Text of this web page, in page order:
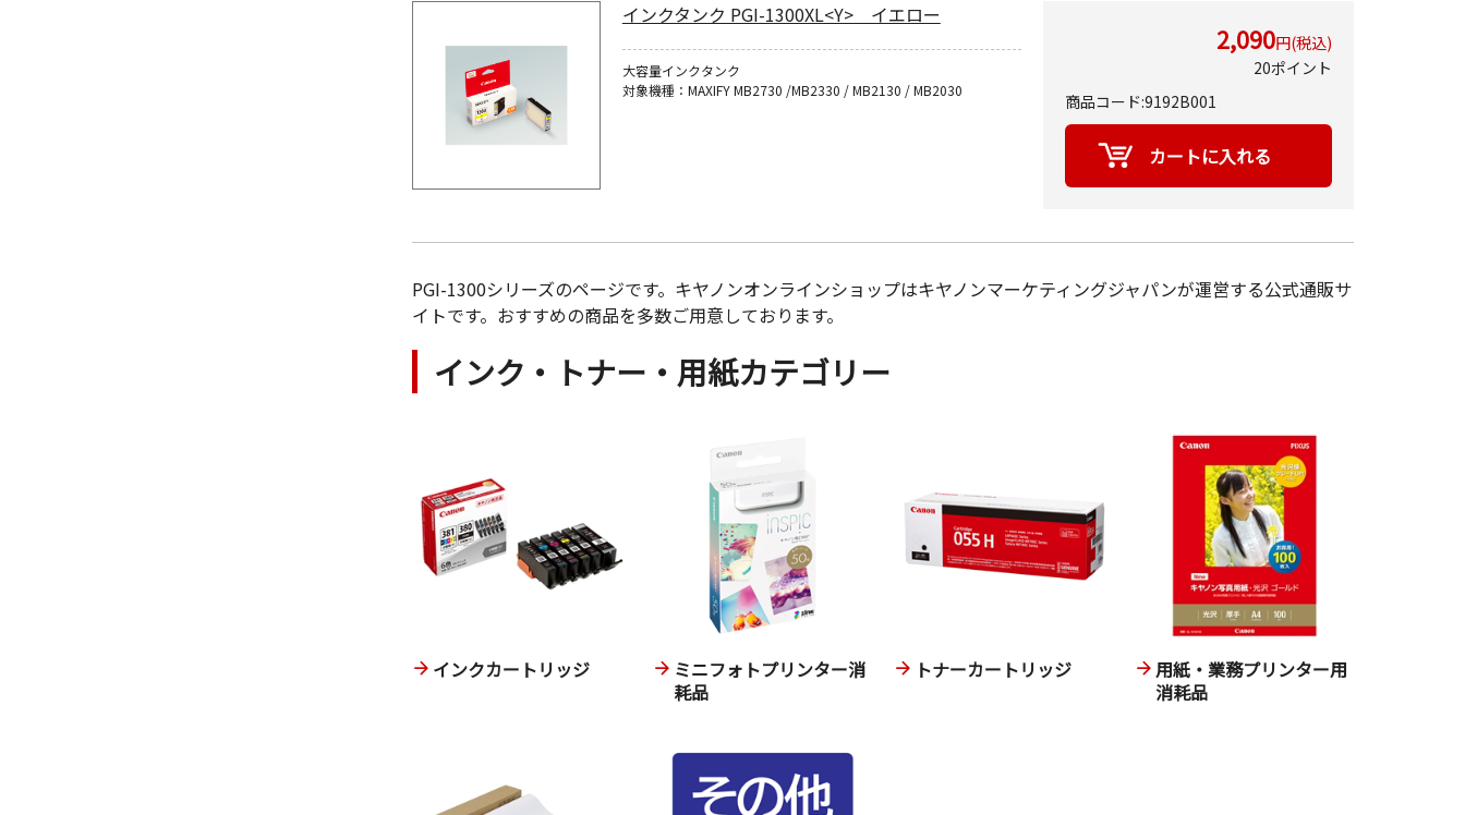
インクタンク PGI-1300XL<Y> イエロー
大容量インクタンク
対象機種：MAXIFY MB2730 /MB2330 / MB2130 / MB2030
2,090円(税込)
20ポイント
商品コード:9192B001
PGI-1300シリーズのページです。キヤノンオンラインショップはキヤノンマーケティングジャパンが運営する公式通販サ
イトです。おすすめの商品を多数ご用意しております。
インク・トナー・用紙カテゴリー
インクカートリッジ
ミニフォトプリンター消
耗品
トナーカートリッジ
用紙・業務プリンター用
消耗品